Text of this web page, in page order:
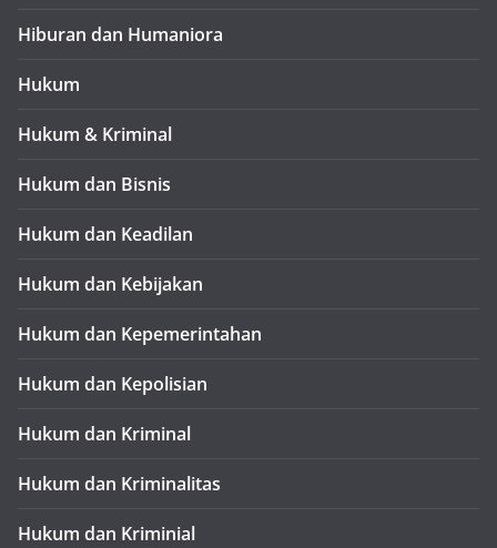
Hiburan dan Humaniora
Hukum
Hukum & Kriminal
Hukum dan Bisnis
Hukum dan Keadilan
Hukum dan Kebijakan
Hukum dan Kepemerintahan
Hukum dan Kepolisian
Hukum dan Kriminal
Hukum dan Kriminalitas
Hukum dan Kriminial